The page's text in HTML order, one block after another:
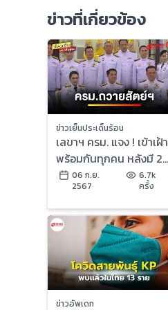
ข่าวที่เกี่ยวข้อง
ข่าวเย็นประเด็นร้อน
เลขาฯ ครม. แจง ! เข้าเฝ้า
พร้อมกันทุกคน หลังมี 2
รมต. ติดโควิด | ข่าวเย็น
ประเด็นร้อน
06 ก.ย.
2567
6.7k
ครั้ง
ข่าวอัพเดท